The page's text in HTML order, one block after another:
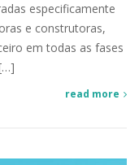
especificamente
e construtoras,
em todas as fases
read more